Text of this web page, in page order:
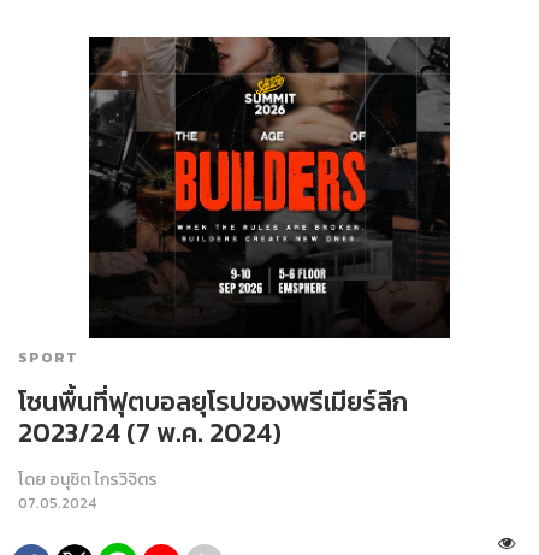
SPORT
โซนพื้นที่ฟุตบอลยุโรปของพรีเมียร์ลีก
2023/24 (7 พ.ค. 2024)
โดย อนุชิต ไกรวิจิตร
07.05.2024